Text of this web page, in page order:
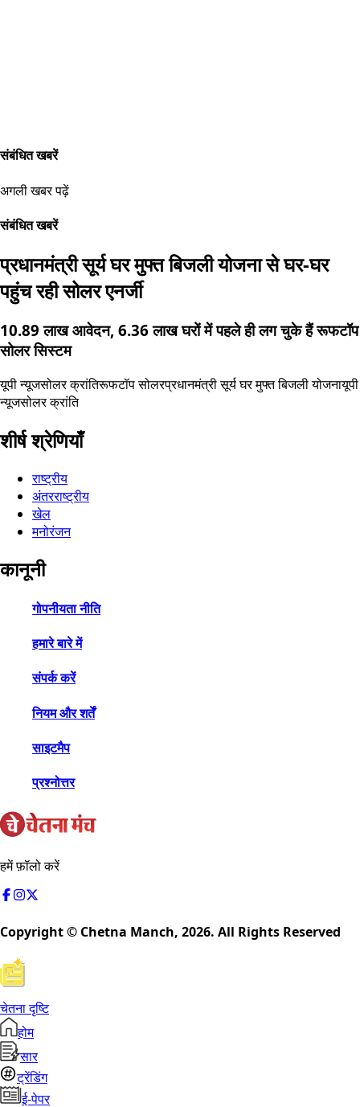
संबंधित खबरें
अगली खबर पढ़ें
संबंधित खबरें
प्रधानमंत्री सूर्य घर मुफ्त बिजली योजना से घर-घर
पहुंच रही सोलर एनर्जी
10.89 लाख आवेदन, 6.36 लाख घरों में पहले ही लग चुके हैं रूफटॉप
सोलर सिस्टम
यूपी न्यूजसोलर क्रांतिरूफटॉप सोलरप्रधानमंत्री सूर्य घर मुफ्त बिजली योजनायूपी
न्यूजसोलर क्रांति
शीर्ष श्रेणियाँ
राष्ट्रीय
अंतरराष्ट्रीय
खेल
मनोरंजन
कानूनी
गोपनीयता नीति
हमारे बारे में
संपर्क करें
नियम और शर्तें
साइटमैप
प्रश्नोत्तर
हमें फ़ॉलो करें
Copyright © Chetna Manch, 2026. All Rights Reserved
चेतना दृष्टि
होम
सार
ट्रेंडिंग
ई-पेपर